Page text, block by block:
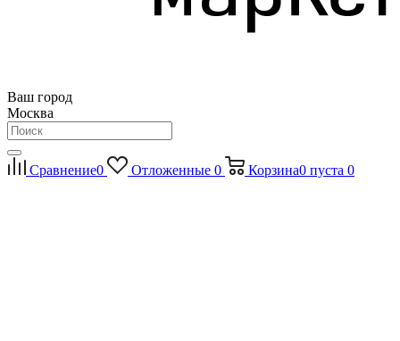
Ваш город
Москва
Сравнение0 Отложенные 0 Корзина0 пуста 0